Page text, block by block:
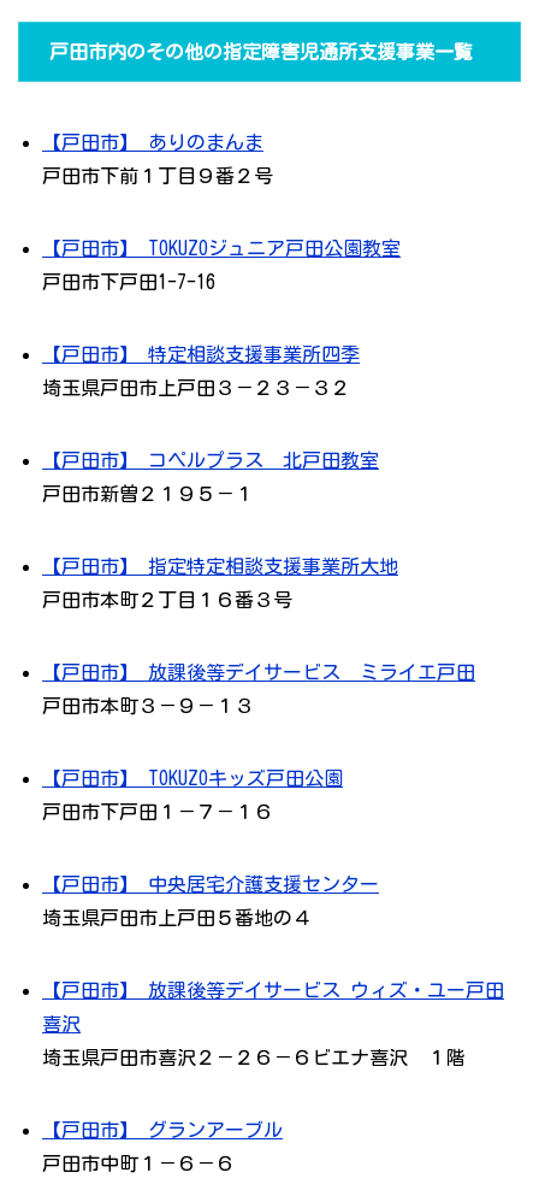
戸田市内のその他の指定障害児通所支援事業一覧
【戸田市】 ありのまんま
戸田市下前１丁目９番２号
【戸田市】 TOKUZOジュニア戸田公園教室
戸田市下戸田1-7-16
【戸田市】 特定相談支援事業所四季
埼玉県戸田市上戸田３－２３－３２
【戸田市】 コペルプラス 北戸田教室
戸田市新曽２１９５－１
【戸田市】 指定特定相談支援事業所大地
戸田市本町２丁目１６番３号
【戸田市】 放課後等デイサービス ミライエ戸田
戸田市本町３－９－１３
【戸田市】 TOKUZOキッズ戸田公園
戸田市下戸田１－７－１６
【戸田市】 中央居宅介護支援センター
埼玉県戸田市上戸田５番地の４
【戸田市】 放課後等デイサービス ウィズ・ユー戸田
喜沢
埼玉県戸田市喜沢２－２６－６ビエナ喜沢 １階
【戸田市】 グランアーブル
戸田市中町１－６－６